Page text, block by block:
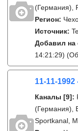
(Германия),
Регион:
Источник:
Добавил на
14:21:29)
11-11-1992
Каналы [9]:
(Германия),
Sportkanal,